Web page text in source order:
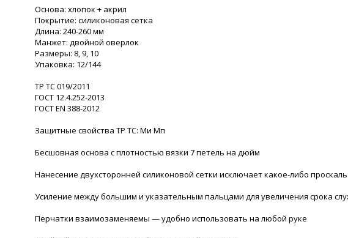
Основа: хлопок + акрил
Покрытие: силиконовая сетка
Длина: 240-260 мм
Манжет: двойной оверлок
Размеры: 8, 9, 10
Упаковка: 12/144
ТР ТС 019/2011
ГОСТ 12.4.252-2013
ГОСТ EN 388-2012
Защитные свойства ТР ТС: Ми Мп
Бесшовная основа с плотностью вязки 7 петель на дюйм
Нанесение двухсторонней силиконовой сетки исключает какое-либо
Усиление между большим и указательным пальцами для увеличения срока
Перчатки взаимозаменяемы — удобно использовать на любой руке